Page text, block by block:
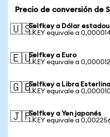
Precio de conversión de
🇺🇸Selfkey a Dólar
1 KEY equivale a
🇪🇺Selfkey a Euro
1 KEY equivale a
🇬🇧Selfkey a Libra
1 KEY equivale a
🇯🇵Selfkey a Yen japonés
1 KEY equivale a